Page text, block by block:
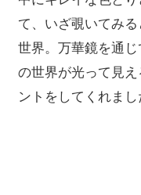
て、いざ覗いてみ
世界。万華鏡を通
の世界が光って見
ントをしてくれまし